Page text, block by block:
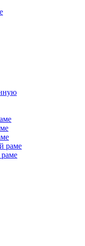
раме